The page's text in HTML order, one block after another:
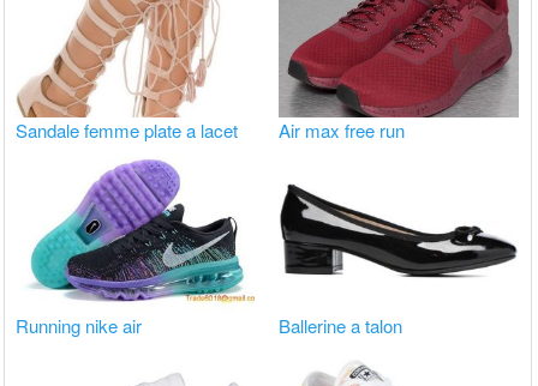
Sandale femme plate a lacet Air max free run
Running nike air Ballerine a talon